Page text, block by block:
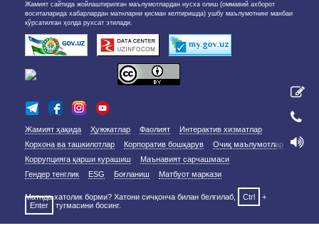
Жамият сайтида жойлаштирилган маълумотлардан нусха олиш (оммавий ахборот
воситаларида хабарлардан матнларни қисман келтиришда) ушбу маълумотнинг манбаи
кўрсатилган ҳолда рухсат этилади.
Жамият ҳақида Ҳужжатлар Фаолият
Интерактив хизматлар
Корхона ва ташкилотлар
Корпоратив бошқарув
Очиқ маълумотлар
Коррупцияга қарши курашиш
Маънавият сарчашмаси
Гендер тенглик
ESG Боғланиш Матбуот маркази
Матнда хатолик борми? Хатони сичқонча билан белгилаб, Ctrl
+
Enter
тугмасини босинг.